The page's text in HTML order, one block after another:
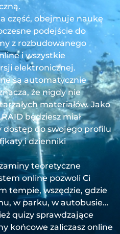
część, obejmuje naukę
podejście do
z rozbudowanego
i wszystkie
elektronicznej.
są automatycznie
że nigdy nie
materiałów. Jako
będziesz miał
do swojego profilu
i dzienniki
teoretyczne
online pozwoli Ci
tempie, wszędzie, gdzie
w parku, w autobusie…
quizy sprawdzające
końcowe zaliczasz online